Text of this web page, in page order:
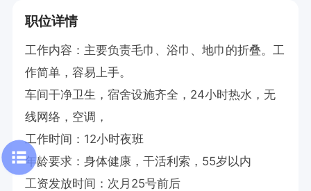
职位详情
工作内容：主要负责毛巾、浴巾、地巾的折叠。工
作简单，容易上手。
车间干净卫生，宿舍设施齐全，24小时热水，无
线网络，空调，
工作时间：12小时夜班
年龄要求：身体健康，干活利索，55岁以内
工资发放时间：次月25号前后